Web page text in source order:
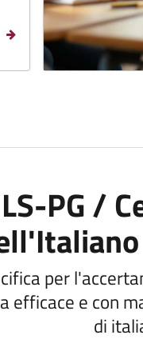
PG /
per
efficace e con
di